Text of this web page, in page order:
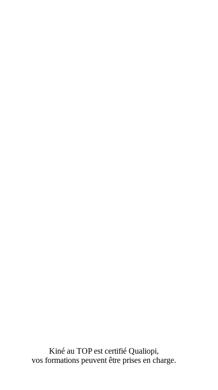
Kiné au TOP est certifié Qualiopi,
vos formations peuvent être prises en charge.